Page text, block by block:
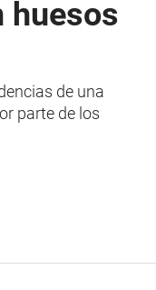
huesos
de una
parte de los